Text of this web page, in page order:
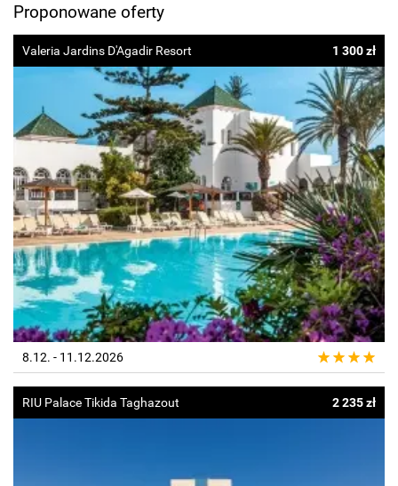
Proponowane oferty
Valeria Jardins D'Agadir Resort 1 300 zł
8.12. - 11.12.2026
RIU Palace Tikida Taghazout 2 235 zł